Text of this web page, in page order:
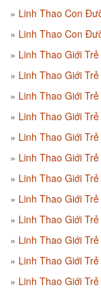
Linh Thao Con
Linh Thao Con
Linh Thao Giới
Linh Thao Giới
Linh Thao Giới
Linh Thao Giới
Linh Thao Giới
Linh Thao Giới
Linh Thao Giới
Linh Thao Giới
Linh Thao Giới
Linh Thao Giới
Linh Thao Giới
Linh Thao Giới